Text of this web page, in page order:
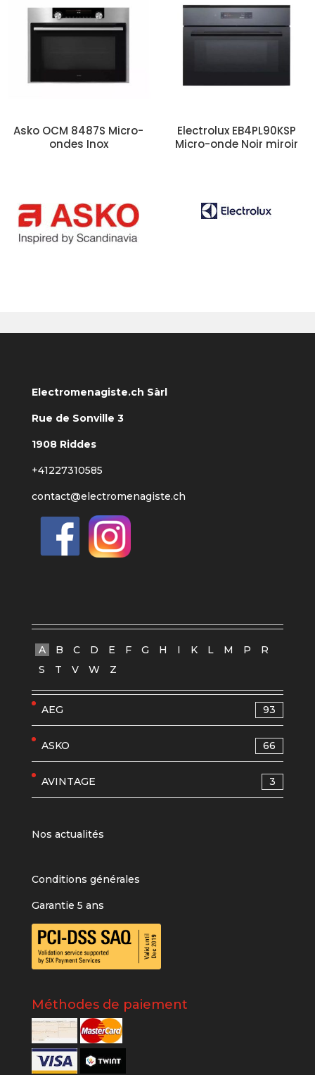
Asko OCM 8487S Micro-
ondes Inox
Electrolux EB4PL90KSP
Micro-onde Noir miroir
Electromenagiste.ch Sàrl
Rue de Sonville 3
1908 Riddes
+41227310585
contact@electromenagiste.ch
A B C D E F G H I K L M P
R
S
T V W Z
AEG 93
ASKO 66
AVINTAGE 3
Nos actualités
Conditions générales
Garantie 5 ans
Méthodes de paiement